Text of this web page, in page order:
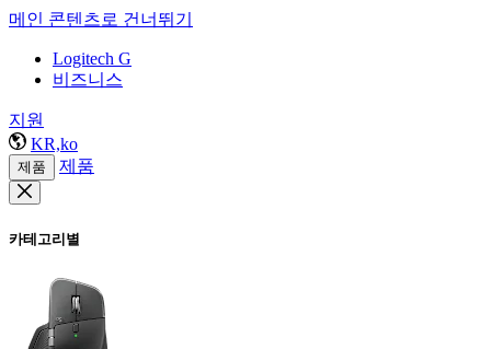
메인 콘텐츠로 건너뛰기
Logitech G
비즈니스
지원
KR,ko
제품 제품
카테고리별